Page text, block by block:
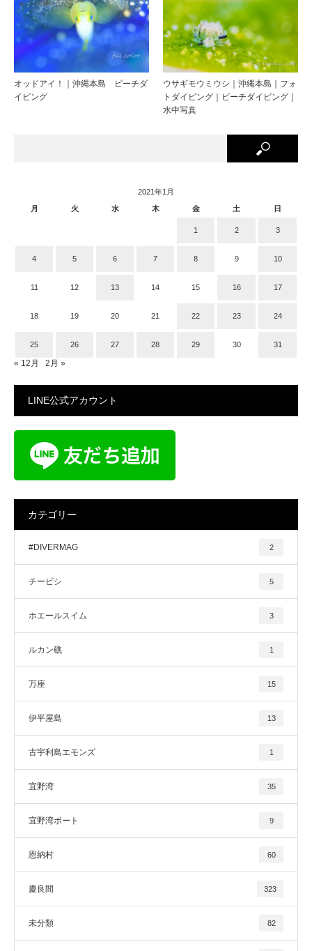
オッドアイ！｜沖縄本島 ビーチダ
イビング
ウサギモウミウシ｜沖縄本島｜フォ
トダイビング｜ビーチダイビング｜
水中写真
2021年1月
月
火 水 木 金 土 日
1 2 3
4 5 6 7 8 9 10
11 12 13 14 15 16 17
18 19 20 21 22 23 24
25 26 27 28 29 30 31
« 12月 2月 »
LINE公式アカウント
カテゴリー
#DIVERMAG 2
チービシ 5
ホエールスイム 3
ルカン礁 1
万座 15
伊平屋島 13
古宇利島エモンズ 1
宜野湾 35
宜野湾ボート 9
恩納村 60
慶良間 323
未分類 82